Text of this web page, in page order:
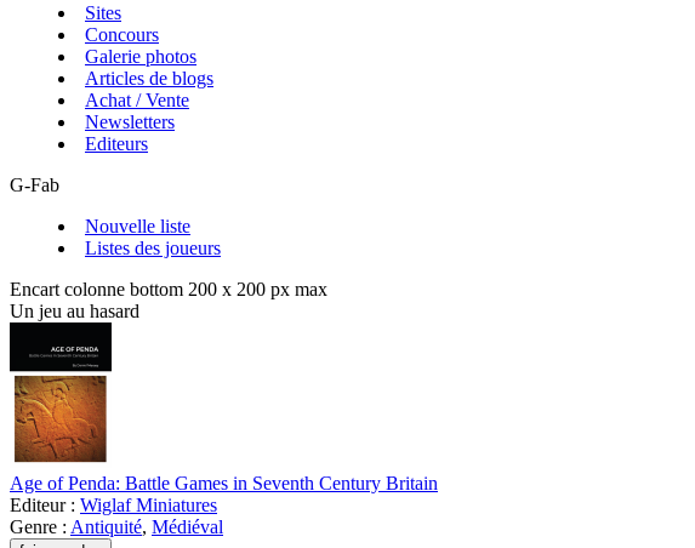
Sites
Concours
Galerie photos
Articles de blogs
Achat / Vente
Newsletters
Editeurs
G-Fab
Nouvelle liste
Listes des joueurs
Encart colonne bottom 200 x 200 px max
Un jeu au hasard
Age of Penda: Battle Games in Seventh Century Britain
Editeur : Wiglaf Miniatures
Genre : Antiquité, Médiéval